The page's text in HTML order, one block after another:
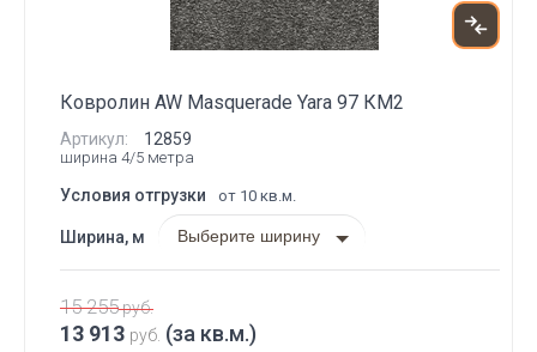
Ковролин AW Masquerade Yara 97 КМ2
Артикул: 12859
ширина 4/5 метра
Условия отгрузки от 10 кв.м.
Ширина, м Выберите ширину
15 255руб.
13 913 руб. (за кв.м.)